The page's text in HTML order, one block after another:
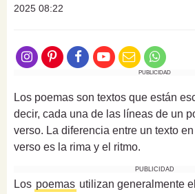
2025 08:22
PUBLICIDAD
Los poemas son textos que están
decir, cada una de las líneas de un
verso. La diferencia entre un texto
verso es la rima y el ritmo.
PUBLICIDAD
Los poemas utilizan generalmente